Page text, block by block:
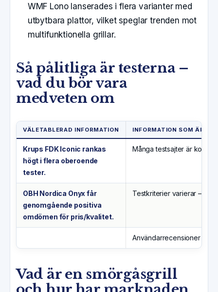
WMF Lono lanserades i flera varianter med
utbytbara plattor, vilket speglar trenden mot
multifunktionella grillar.
Så pålitliga är testerna –
vad du bör vara
medveten om
VÄLETABLERAD INFORMATION INFORMATION SOM ÄR
Krups FDK Iconic rankas
högt i flera oberoende
tester.
Många testsajter är
OBH Nordica Onyx får
genomgående positiva
omdömen för pris/kvalitet.
Testkriterier varierar –
Användarrecensioner på
Vad är en smörgåsgrill